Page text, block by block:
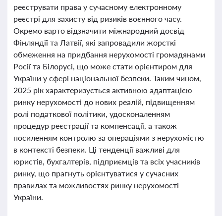
реєструвати права у сучасному електронному
реєстрі для захисту від ризиків воєнного часу.
Окремо варто відзначити міжнародний досвід
Фінляндії та Латвії, які запровадили жорсткі
обмеження на придбання нерухомості громадянами
Росії та Білорусі, що може стати орієнтиром для
України у сфері національної безпеки. Таким чином,
2025 рік характеризується активною адаптацією
ринку нерухомості до нових реалій, підвищенням
ролі податкової політики, удосконаленням
процедур реєстрації та компенсації, а також
посиленням контролю за операціями з нерухомістю
в контексті безпеки. Ці тенденції важливі для
юристів, бухгалтерів, підприємців та всіх учасників
ринку, що прагнуть орієнтуватися у сучасних
правилах та можливостях ринку нерухомості
України.